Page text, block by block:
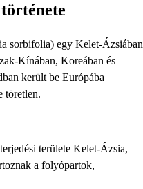
sorbifolia) egy Kelet-Ázsiában
Kínában, Koreában és
került be Európába
töretlen.
területe Kelet-Ázsia,
a folyópartok,